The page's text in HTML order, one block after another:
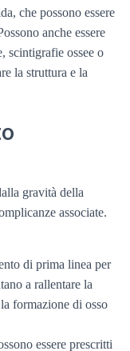
che possono essere
anche essere
scintigrafie ossee o
la struttura e la
gravità della
associate.
di prima linea per
a rallentare la
formazione di osso
essere prescritti